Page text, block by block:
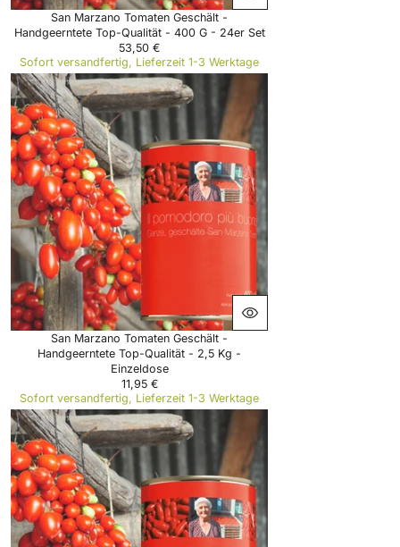
San Marzano Tomaten Geschält -
Handgeerntete Top-Qualität - 400 G - 24er Set
R
E
G
U
L
R
P
R
I
C
E
5
3
,
5
0
€
53,50 €
Sofort versandfertig, Lieferzeit 1-3 Werktage
San Marzano Tomaten Geschält -
Handgeerntete Top-Qualität - 2,5 Kg -
Einzeldose
R
E
G
U
L
R
P
R
I
C
11,95 €
Sofort versandfertig, Lieferzeit 1-3 Werktage